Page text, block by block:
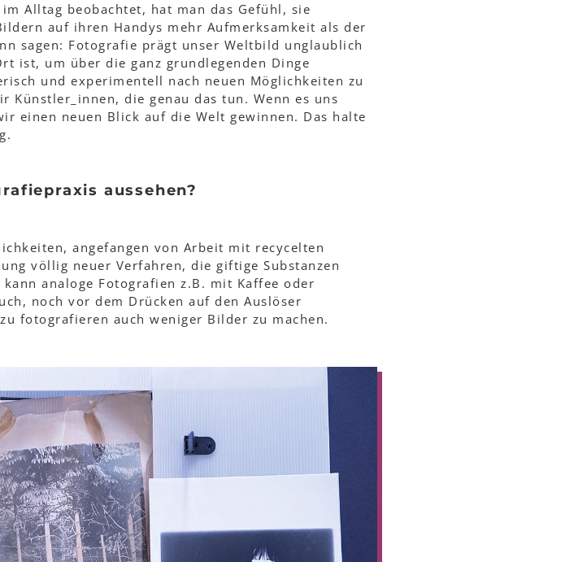
Alltag beobachtet, hat man das Gefühl, sie
auf ihren Handys mehr Aufmerksamkeit als der
sagen: Fotografie prägt unser Weltbild unglaublich
ist, um über die ganz grundlegenden Dinge
und experimentell nach neuen Möglichkeiten zu
Künstler_innen, die genau das tun. Wenn es uns
einen neuen Blick auf die Welt gewinnen. Das halte
aussehen?
angefangen von Arbeit mit recycelten
völlig neuer Verfahren, die giftige Substanzen
analoge Fotografien z.B. mit Kaffee oder
noch vor dem Drücken auf den Auslöser
fotografieren auch weniger Bilder zu machen.